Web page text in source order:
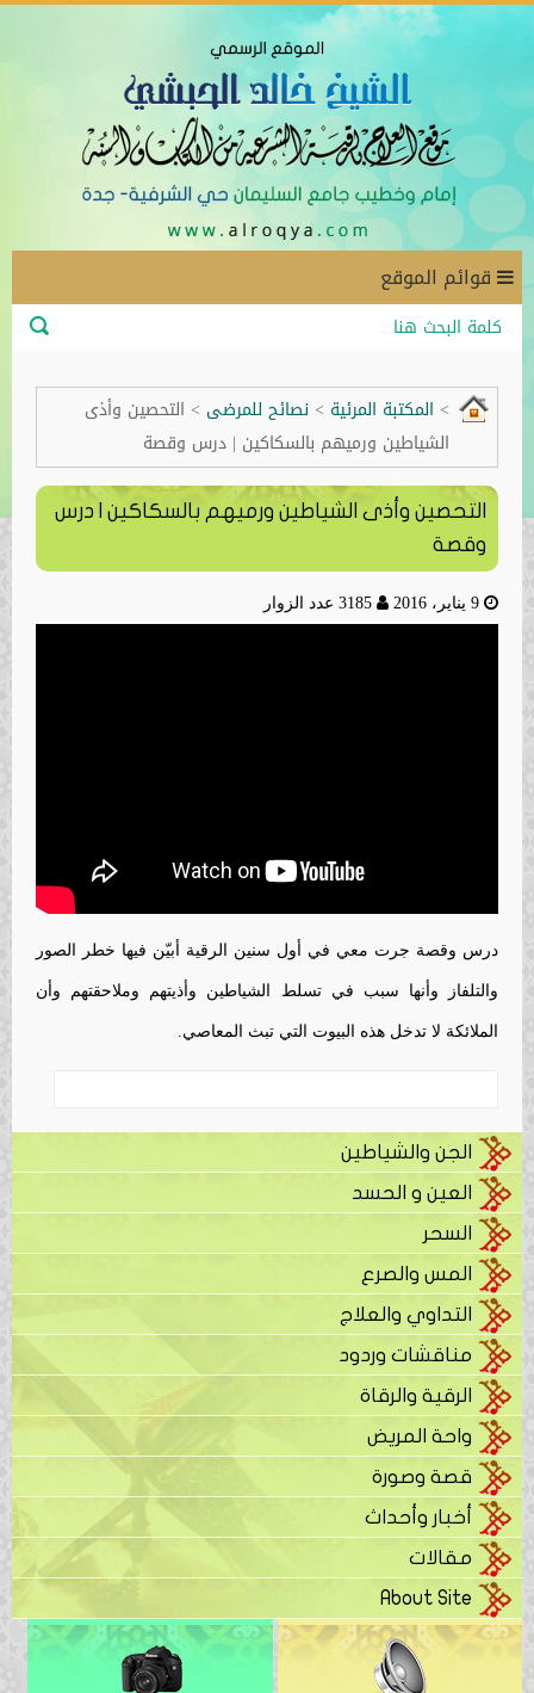
قوائم الموقع
> المكتبة المرئية > نصائح للمرضى > التحصين وأذى
الشياطين ورميهم بالسكاكين | درس وقصة
التحصين وأذى الشياطين ورميهم بالسكاكين | درس
وقصة
درس وقصة جرت معي في أول سنين الرقية أبيّن فيها خطر الصور
والتلفاز وأنها سبب في تسلط الشياطين وأذيتهم وملاحقتهم وأن
الملائكة لا تدخل هذه البيوت التي تبث المعاصي.
الجن والشياطين
العين و الحسد
السحر
المس والصرع
التداوي والعلاج
مناقشات وردود
الرقية والرقاة
واحة المريض
قصة وصورة
أخبار وأحداث
مقالات
About Site